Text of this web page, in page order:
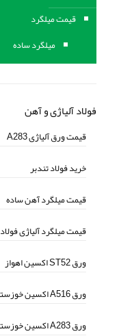
قیمت میلگرد
میلگرد ساده
فولاد آلیاژی و آهن
قیمت ورق آلیاژی A283
خرید فولاد تندبر
قیمت میلگرد آهن ساده
قیمت میلگرد آلیاژی فولاد MO40
ورق ST52 اکسین اهواز
ورق A516 اکسین خوزستان
ورق A283 اکسین خوزستان